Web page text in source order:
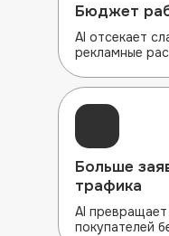
Бюджет
AI отсекает
рекламные
Больше
трафика
AI
покупателей